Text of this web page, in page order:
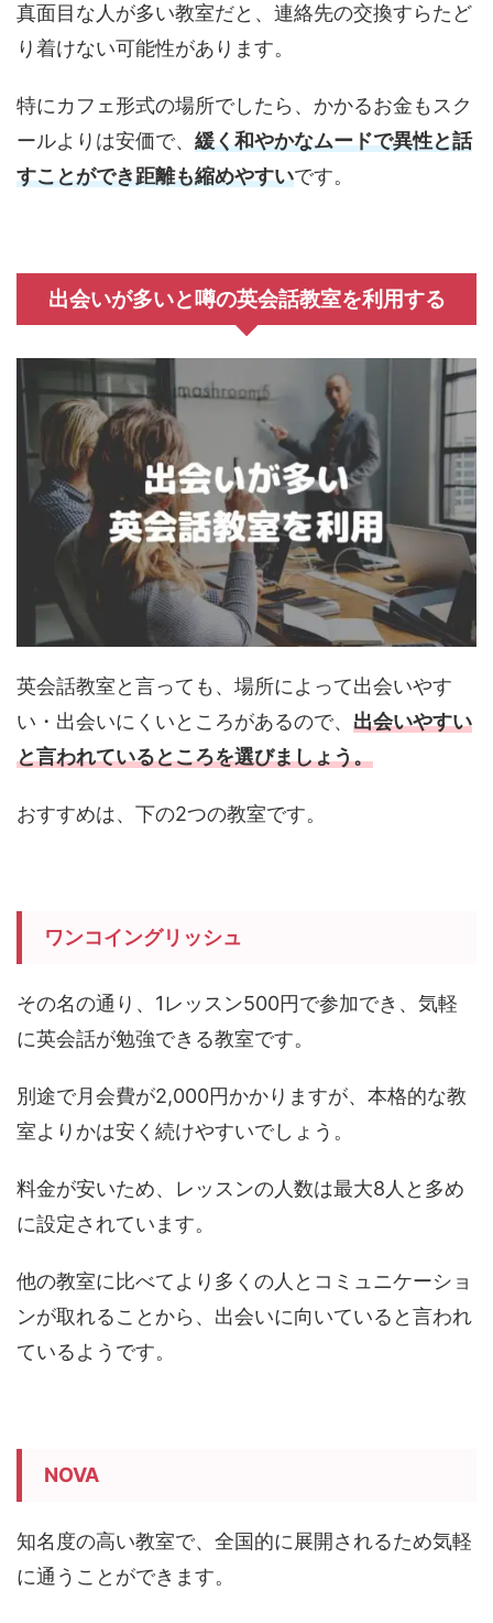
真面目な人が多い教室だと、連絡先の交換すらたど
り着けない可能性があります。
特にカフェ形式の場所でしたら、かかるお金もスク
ールよりは安価で、 緩く和やかなムードで異性と話
すことができ距離も縮めやすいです。
出会いが多いと噂の英会話教室を利用する
英会話教室と言っても、場所によって出会いやす
い・出会いにくいところがあるので、 出会いやすい
と言われているところを選びましょう。
おすすめは、下の2つの教室です。
ワンコイングリッシュ
その名の通り、1レッスン500円で参加でき、気軽
に英会話が勉強できる教室です。
別途で月会費が2,000円かかりますが、本格的な教
室よりかは安く続けやすいでしょう。
料金が安いため、レッスンの人数は最大8人と多め
に設定されています。
他の教室に比べてより多くの人とコミュニケーショ
ンが取れることから、出会いに向いていると言われ
ているようです。
NOVA
知名度の高い教室で、全国的に展開されるため気軽
に通うことができます。